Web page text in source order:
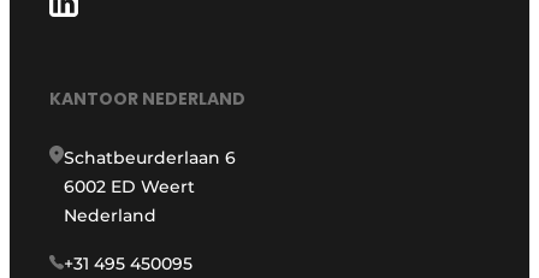
KANTOOR NEDERLAND
Schatbeurderlaan 6
6002 ED Weert
Nederland
+31 495 450095